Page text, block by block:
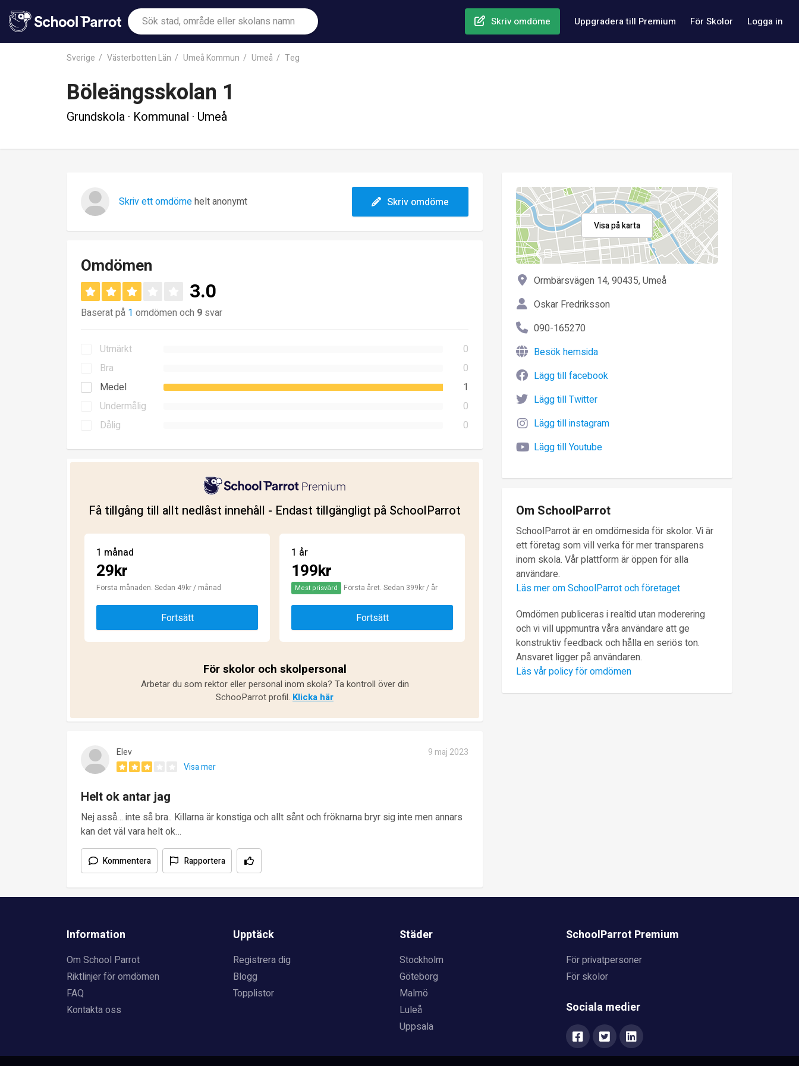
Skriv omdöme Uppgradera till Premium För Skolor Logga in
Sverige Västerbotten Län Umeå Kommun Umeå Teg
Böleängsskolan 1
Grundskola · Kommunal · Umeå
Skriv ett omdömehelt anonymt Skriv omdöme
Omdömen
3.0
Baserat på 1 omdömen och 9 svar
Utmärkt
0
Bra
0
Medel
1
Undermålig
0
Dålig
0
Få tillgång till allt nedlåst innehåll - Endast tillgängligt på SchoolParrot
1 månad
29kr
Första månaden. Sedan 49kr / månad
Fortsätt
1 år
199kr
Mest prisvärd Första året. Sedan 399kr / år
Fortsätt
För skolor och skolpersonal
Arbetar du som rektor eller personal inom skola? Ta kontroll över din
SchooParrot profil. Klicka här
Elev
9 maj 2023
Visa mer
Helt ok antar jag
Nej asså… inte så bra.. Killarna är konstiga och allt sånt och fröknarna bryr sig inte men annars
kan det väl vara helt ok…
Kommentera Rapportera
Visa på karta
Ormbärsvägen 14, 90435, Umeå
Oskar Fredriksson
090-165270
Besök hemsida
Lägg till facebook
Lägg till Twitter
Lägg till instagram
Lägg till Youtube
Om SchoolParrot
SchoolParrot är en omdömesida för skolor. Vi är
ett företag som vill verka för mer transparens
inom skola. Vår plattform är öppen för alla
användare.
Läs mer om SchoolParrot och företaget
Omdömen publiceras i realtid utan moderering
och vi vill uppmuntra våra användare att ge
konstruktiv feedback och hålla en seriös ton.
Ansvaret ligger på användaren.
Läs vår policy för omdömen
Information
Om School Parrot
Riktlinjer för omdömen
FAQ
Kontakta oss
Upptäck
Registrera dig
Blogg
Topplistor
Städer
Stockholm
Göteborg
Malmö
Luleå
Uppsala
SchoolParrot Premium
För privatpersoner
För skolor
Sociala medier